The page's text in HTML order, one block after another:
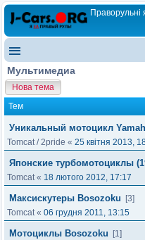
Праворульні
Мультимедиа
Нова тема
Тем
Уникальный мотоцикл
Tomcat/2pride « 25 квітня 2013,
Японские турбомотоциклы
Tomcat« 18 лютого 2012, 17:17
Максискутеры Bosozoku
[3]
Tomcat« 06 грудня 2011, 13:15
Мотоциклы Bosozoku
[1]